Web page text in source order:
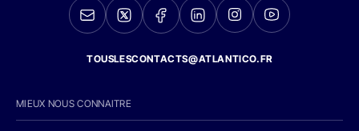
TOUSLESCONTACTS@ATLANTICO.FR
MIEUX NOUS CONNAITRE